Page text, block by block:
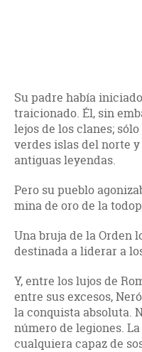
Su padre había
traicionado. Él, sin
lejos de los clanes;
verdes islas del norte
antiguas leyendas.
Pero su pueblo
mina de oro de la
Una bruja de la Orden
destinada a liderar a
Y, entre los lujos de
entre sus excesos,
la conquista absoluta.
número de legiones.
cualquiera capaz de